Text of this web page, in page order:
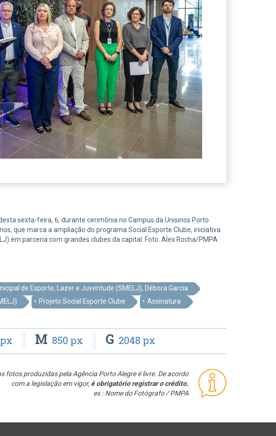
sexta-feira, 6, durante cerimônia no Campus da Unisinos Porto
que marca a ampliação do programa Social Esporte Clube, iniciativa
em parceria com grandes clubes da capital. Foto: Alex Rocha/PMPA
de Esporte, Lazer e Juventude (SMELJ), Débora Garcia
Projeto Social Esporte Clube Assinatura
M 850 px G 2048 px
fotos produzidas pela Agência Porto Alegre é livre. De acordo
com a legislação em vigor, é obrigatório registrar o crédito.
ex.: Nome do Fotógrafo / PMPA